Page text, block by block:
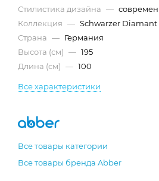
Стилистика дизайна —
Коллекция — Schwarzer Diamant
Страна — Германия
Высота (см) — 195
Длина (см) — 100
Все характеристики
Все товары категории
Все товары бренда Abber